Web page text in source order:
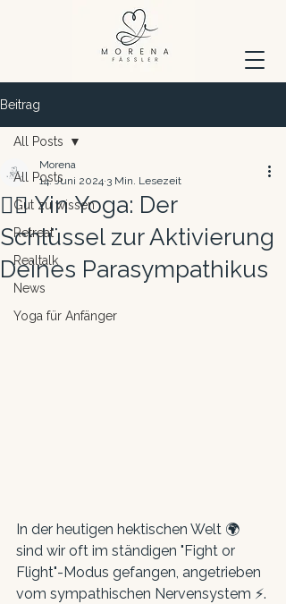
Beitrag
All Posts
Gut zu wissen
Retreat
Realtalk
News
Yoga für Anfänger
All Posts
🧘‍♀️ Yin Yoga: Der
Schlüssel zur Aktivierung
Deines Parasympathikus
Morena
14. Juni 2024 3 Min. Lesezeit
In der heutigen hektischen Welt 🌍
sind wir oft im ständigen "Fight or
Flight"-Modus gefangen, angetrieben
vom sympathischen Nervensystem ⚡.